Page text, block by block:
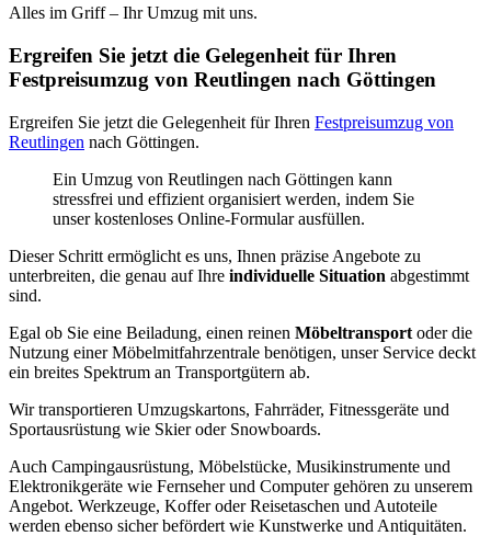
Alles im Griff – Ihr Umzug mit uns.
Ergreifen Sie jetzt die Gelegenheit für Ihren
Festpreisumzug von Reutlingen nach Göttingen
Ergreifen Sie jetzt die Gelegenheit für Ihren Festpreisumzug von
Reutlingen nach Göttingen.
Ein Umzug von Reutlingen nach Göttingen kann
stressfrei und effizient organisiert werden, indem Sie
unser kostenloses Online-Formular ausfüllen.
Dieser Schritt ermöglicht es uns, Ihnen präzise Angebote zu
unterbreiten, die genau auf Ihre individuelle Situation abgestimmt
sind.
Egal ob Sie eine Beiladung, einen reinen Möbeltransport oder die
Nutzung einer Möbelmitfahrzentrale benötigen, unser Service deckt
ein breites Spektrum an Transportgütern ab.
Wir transportieren Umzugskartons, Fahrräder, Fitnessgeräte und
Sportausrüstung wie Skier oder Snowboards.
Auch Campingausrüstung, Möbelstücke, Musikinstrumente und
Elektronikgeräte wie Fernseher und Computer gehören zu unserem
Angebot. Werkzeuge, Koffer oder Reisetaschen und Autoteile
werden ebenso sicher befördert wie Kunstwerke und Antiquitäten.